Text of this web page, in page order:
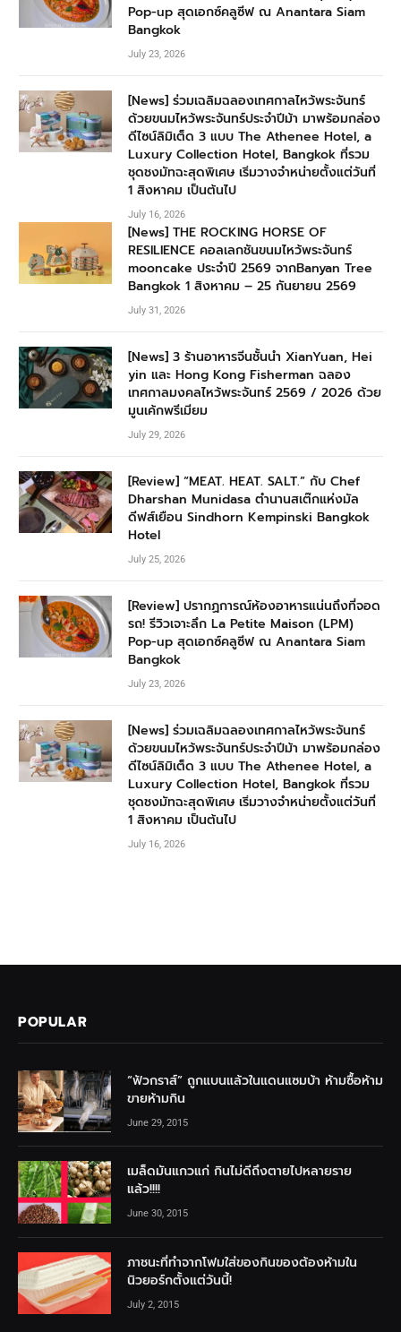
Pop-up สุดเอกซ์คลูซีฟ ณ Anantara Siam
Bangkok
July 23, 2026
[News] ร่วมเฉลิมฉลองเทศกาลไหว้พระจันทร์
ด้วยขนมไหว้พระจันทร์ประจำปีม้า มาพร้อมกล่อง
ดีไซน์ลิมิเต็ด 3 แบบ The Athenee Hotel, a
Luxury Collection Hotel, Bangkok ที่รวม
ชุดชงมัทฉะสุดพิเศษ เริ่มวางจำหน่ายตั้งแต่วันที่
1 สิงหาคม เป็นต้นไป
July 16, 2026
[News] THE ROCKING HORSE OF
RESILIENCE คอลเลกชันขนมไหว้พระจันทร์
mooncake ประจำปี 2569 จากBanyan Tree
Bangkok 1 สิงหาคม – 25 กันยายน 2569
July 31, 2026
[News] 3 ร้านอาหารจีนชั้นนำ XianYuan, Hei
yin และ Hong Kong Fisherman ฉลอง
เทศกาลมงคลไหว้พระจันทร์ 2569 / 2026 ด้วย
มูนเค้กพรีเมียม
July 29, 2026
[Review] “MEAT. HEAT. SALT.” กับ Chef
Dharshan Munidasa ตำนานสเต๊กแห่งมัล
ดีฟส์เยือน Sindhorn Kempinski Bangkok
Hotel
July 25, 2026
[Review] ปรากฏการณ์ห้องอาหารแน่นถึงที่จอด
รถ! รีวิวเจาะลึก La Petite Maison (LPM)
Pop-up สุดเอกซ์คลูซีฟ ณ Anantara Siam
Bangkok
July 23, 2026
[News] ร่วมเฉลิมฉลองเทศกาลไหว้พระจันทร์
ด้วยขนมไหว้พระจันทร์ประจำปีม้า มาพร้อมกล่อง
ดีไซน์ลิมิเต็ด 3 แบบ The Athenee Hotel, a
Luxury Collection Hotel, Bangkok ที่รวม
ชุดชงมัทฉะสุดพิเศษ เริ่มวางจำหน่ายตั้งแต่วันที่
1 สิงหาคม เป็นต้นไป
July 16, 2026
POPULAR
“ฟัวกราส์” ถูกแบนแล้วในแดนแซมบ้า ห้ามซื้อห้าม
ขายห้ามกิน
June 29, 2015
เมล็ดมันแกวแก่ กินไม่ดีถึงตายไปหลายราย
แล้ว!!!!
June 30, 2015
ภาชนะที่ทำจากโฟมใส่ของกินของต้องห้ามใน
นิวยอร์กตั้งแต่วันนี้!
July 2, 2015